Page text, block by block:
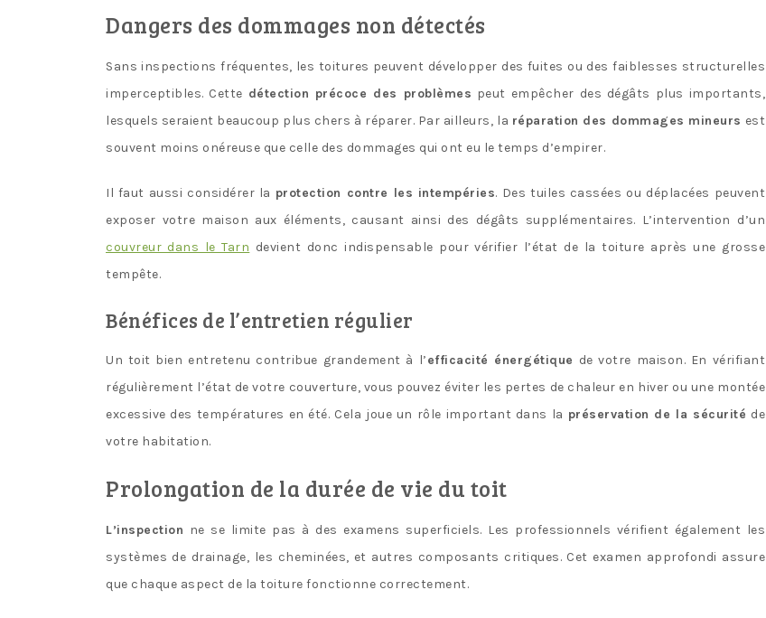
Dangers des dommages non détectés
Sans inspections fréquentes, les toitures peuvent développer des fuites ou des faiblesses structurelles
imperceptibles. Cette détection précoce des problèmes peut empêcher des dégâts plus importants,
lesquels seraient beaucoup plus chers à réparer. Par ailleurs, la réparation des dommages mineurs est
souvent moins onéreuse que celle des dommages qui ont eu le temps d’empirer.
Il faut aussi considérer la protection contre les intempéries. Des tuiles cassées ou déplacées peuvent
exposer votre maison aux éléments, causant ainsi des dégâts supplémentaires. L’intervention d’un
couvreur dans le Tarn devient donc indispensable pour vérifier l’état de la toiture après une grosse
tempête.
Bénéfices de l’entretien régulier
Un toit bien entretenu contribue grandement à l’efficacité énergétique de votre maison. En vérifiant
régulièrement l’état de votre couverture, vous pouvez éviter les pertes de chaleur en hiver ou une montée
excessive des températures en été. Cela joue un rôle important dans la préservation de la sécurité de
votre habitation.
Prolongation de la durée de vie du toit
L’inspection ne se limite pas à des examens superficiels. Les professionnels vérifient également les
systèmes de drainage, les cheminées, et autres composants critiques. Cet examen approfondi assure
que chaque aspect de la toiture fonctionne correctement.